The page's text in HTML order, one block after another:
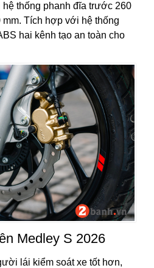
hệ thống phanh đĩa trước 260
mm. Tích hợp với hệ thống
hai kênh tạo an toàn cho
Medley S 2026
lái kiểm soát xe tốt hơn,